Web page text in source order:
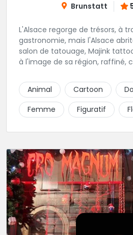
Brunstatt
L'Alsace regorge de trésors, à
gastronomie, mais l'Alsace
salon de tatouage, Majink
à l'image de sa région, raffiné,
découvrir son super shop !
Animal Cartoon
Femme
Figuratif